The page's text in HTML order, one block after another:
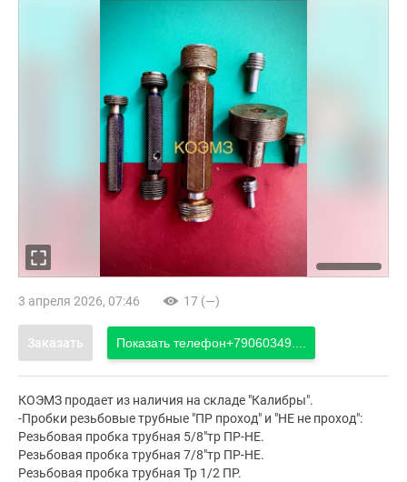
3 апреля 2026, 07:46 17 (—)
Заказать Показать телефон+79060349....
КОЭМЗ продает из наличия на складе "Калибры".
-Пробки резьбовые трубные "ПР проход" и "НЕ не проход":
Резьбовая пробка трубная 5/8"тр ПР-НЕ.
Резьбовая пробка трубная 7/8"тр ПР-НЕ.
Резьбовая пробка трубная Тр 1/2 ПР.